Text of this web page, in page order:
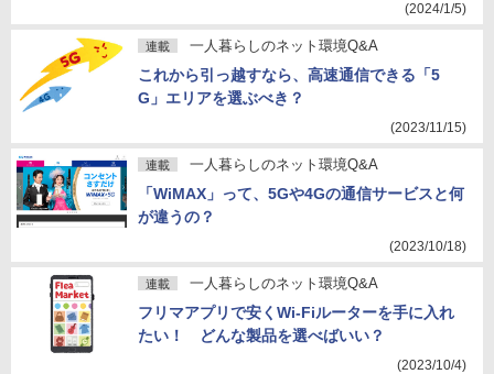
(2024/1/5)
連載 一人暮らしのネット環境Q&A
これから引っ越すなら、高速通信できる「5
G」エリアを選ぶべき？
(2023/11/15)
連載 一人暮らしのネット環境Q&A
「WiMAX」って、5Gや4Gの通信サービスと何
が違うの？
(2023/10/18)
連載 一人暮らしのネット環境Q&A
フリマアプリで安くWi-Fiルーターを手に入れ
たい！ どんな製品を選べばいい？
(2023/10/4)